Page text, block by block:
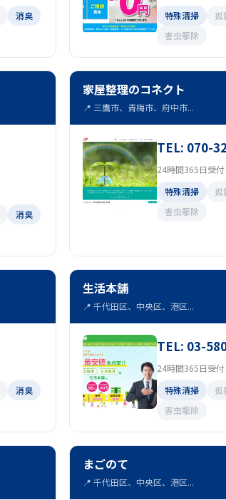
消臭
特殊清掃
孤
害虫駆除
消臭
家屋整理のコネクト
📍 三鷹市、青梅市、府中市...
TEL: 070-
24時間365日受付
特殊清掃
孤
害虫駆除
消臭
生活本舗
📍 千代田区、中央区、港区...
TEL: 03-
24時間365日受付
特殊清掃
孤
害虫駆除
まごのて
📍 千代田区、中央区、港区...